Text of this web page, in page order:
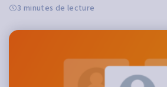
3 minutes de lecture